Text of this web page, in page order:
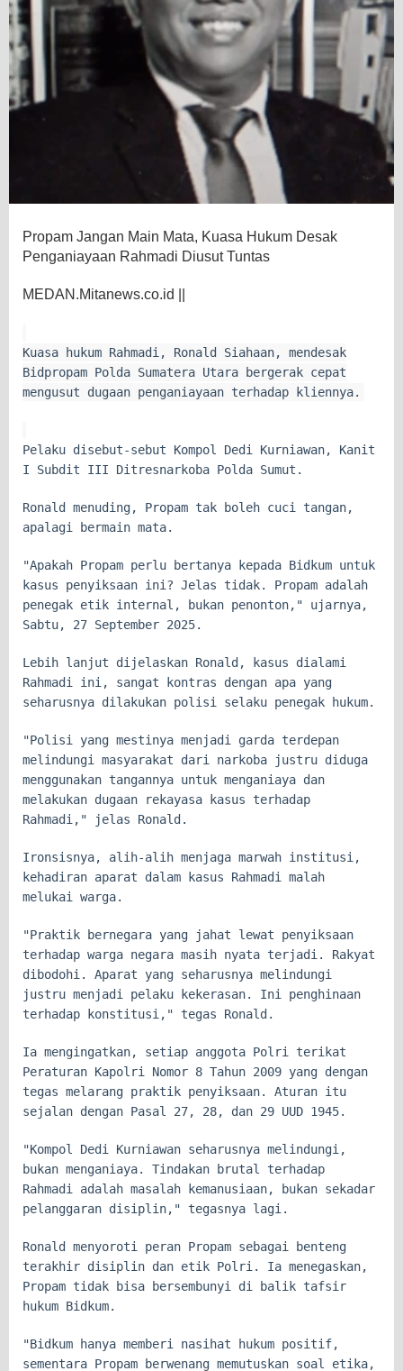
Propam Jangan Main Mata, Kuasa Hukum Desak
Penganiayaan Rahmadi Diusut Tuntas
MEDAN.Mitanews.co.id ||
Kuasa hukum Rahmadi, Ronald Siahaan, mendesak
Bidpropam Polda Sumatera Utara bergerak cepat
mengusut dugaan penganiayaan terhadap kliennya.
Pelaku disebut-sebut Kompol Dedi Kurniawan, Kanit
I Subdit III Ditresnarkoba Polda Sumut.
Ronald menuding, Propam tak boleh cuci tangan,
apalagi bermain mata.
"Apakah Propam perlu bertanya kepada Bidkum untuk
kasus penyiksaan ini? Jelas tidak. Propam adalah
penegak etik internal, bukan penonton," ujarnya,
Sabtu, 27 September 2025.
Lebih lanjut dijelaskan Ronald, kasus dialami
Rahmadi ini, sangat kontras dengan apa yang
seharusnya dilakukan polisi selaku penegak hukum.
"Polisi yang mestinya menjadi garda terdepan
melindungi masyarakat dari narkoba justru diduga
menggunakan tangannya untuk menganiaya dan
melakukan dugaan rekayasa kasus terhadap
Rahmadi," jelas Ronald.
Ironsisnya, alih-alih menjaga marwah institusi,
kehadiran aparat dalam kasus Rahmadi malah
melukai warga.
"Praktik bernegara yang jahat lewat penyiksaan
terhadap warga negara masih nyata terjadi. Rakyat
dibodohi. Aparat yang seharusnya melindungi
justru menjadi pelaku kekerasan. Ini penghinaan
terhadap konstitusi," tegas Ronald.
Ia mengingatkan, setiap anggota Polri terikat
Peraturan Kapolri Nomor 8 Tahun 2009 yang dengan
tegas melarang praktik penyiksaan. Aturan itu
sejalan dengan Pasal 27, 28, dan 29 UUD 1945.
"Kompol Dedi Kurniawan seharusnya melindungi,
bukan menganiaya. Tindakan brutal terhadap
Rahmadi adalah masalah kemanusiaan, bukan sekadar
pelanggaran disiplin," tegasnya lagi.
Ronald menyoroti peran Propam sebagai benteng
terakhir disiplin dan etik Polri. Ia menegaskan,
Propam tidak bisa bersembunyi di balik tafsir
hukum Bidkum.
"Bidkum hanya memberi nasihat hukum positif,
sementara Propam berwenang memutuskan soal etika,